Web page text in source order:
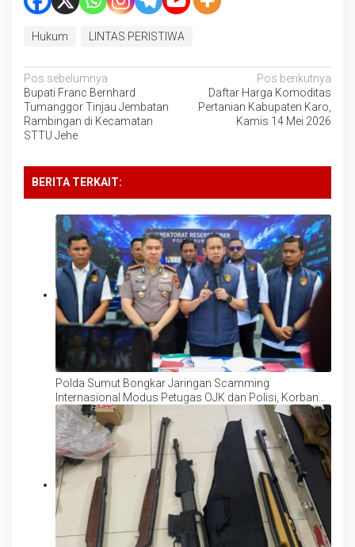
Hukum LINTAS PERISTIWA
Navigasi
pos
Pos sebelumnya
Bupati Franc Bernhard
Tumanggor Tinjau Jembatan
Rambingan di Kecamatan
STTU Jehe
Pos berikutnya
Daftar Harga Komoditas
Pertanian Kabupaten Karo,
Kamis 14 Mei 2026
BERITA TERKAIT:
Polda Sumut Bongkar Jaringan Scamming
Internasional Modus Petugas OJK dan Polisi, Korban
Rugi Rp6,7 Miliar